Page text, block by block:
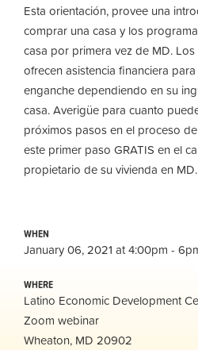
Esta orientación, provee una
comprar una casa y los
casa por primera vez de MD.
ofrecen asistencia financiera
enganche dependiendo en su
casa. Averigüe para cuanto
próximos pasos en el proceso
este primer paso GRATIS en el
propietario de su vivienda en MD.
WHEN
January 06, 2021 at 4:00pm -
WHERE
Latino Economic Development
Zoom webinar
Wheaton, MD 20902